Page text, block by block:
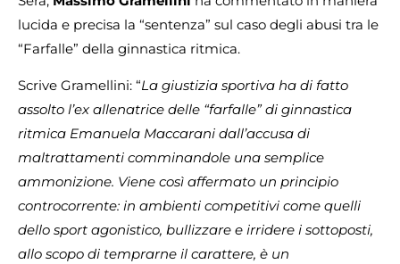
lucida e precisa la “sentenza” sul caso degli abusi tra le
“Farfalle” della ginnastica ritmica.
Scrive Gramellini: “La giustizia sportiva ha di fatto
assolto l’ex allenatrice delle “farfalle” di ginnastica
ritmica Emanuela Maccarani dall’accusa di
maltrattamenti comminandole una semplice
ammonizione. Viene così affermato un principio
controcorrente: in ambienti competitivi come quelli
dello sport agonistico, bullizzare e irridere i sottoposti,
allo scopo di temprarne il carattere, è un